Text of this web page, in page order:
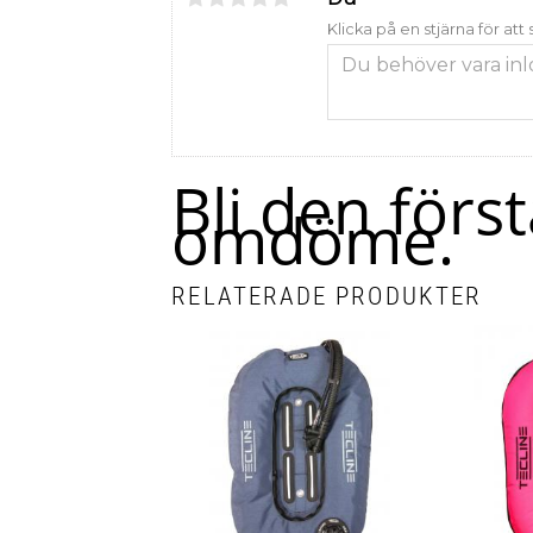
Klicka på en stjärna för
Bli den
omdöme.
RELATERADE PRODUKTER